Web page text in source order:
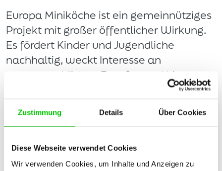
Zustimmung Details Über Cookies
Diese Webseite verwendet Cookies
Wir verwenden Cookies, um Inhalte und Anzeigen zu
Europa Miniköche ist ein gemeinnütziges
Projekt mit großer öffentlicher Wirkung.
Es fördert Kinder und Jugendliche
nachhaltig, weckt Interesse an
gastgewerblichen Berufen und bietet
zugleich eine positive und sympathische
Präsentationsmöglichkeit für die
beteiligten Betriebe, Partner und